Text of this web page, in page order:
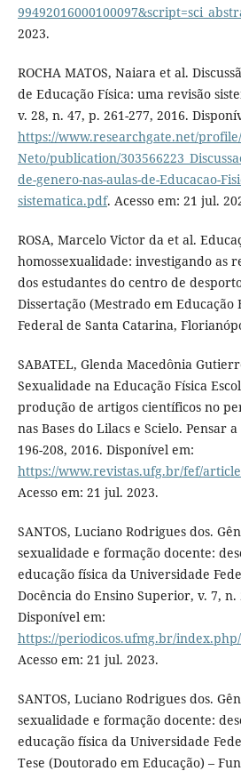
2023.
ROCHA MATOS, Naiara et al.
de Educação Física: uma revisão
v. 28, n. 47, p. 261-277, 2016.
https://www.researchgate.net/
Neto/publication/
de-genero-nas-aulas-de-Educacao-
sistematica.pdf. Acesso em: 21 jul.
ROSA, Marcelo Victor da et al.
homossexualidade: investigando as
dos estudantes do centro de
Dissertação (Mestrado em Educação
Federal de Santa Catarina,
SABATEL, Glenda Macedônia
Sexualidade na Educação Física
produção de artigos científicos no
nas Bases do Lilacs e Scielo. Pensar
196-208, 2016. Disponível em:
https://www.revistas.ufg.br/fef/
Acesso em: 21 jul. 2023.
SANTOS, Luciano Rodrigues dos.
sexualidade e formação docente:
educação física da Universidade
Docência do Ensino Superior, v. 7, n.
Disponível em:
https://periodicos.ufmg.br/
Acesso em: 21 jul. 2023.
SANTOS, Luciano Rodrigues dos.
sexualidade e formação docente:
educação física da Universidade
Tese (Doutorado em Educação) –